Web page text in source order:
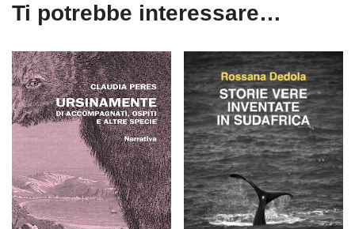
Ti potrebbe interessare…